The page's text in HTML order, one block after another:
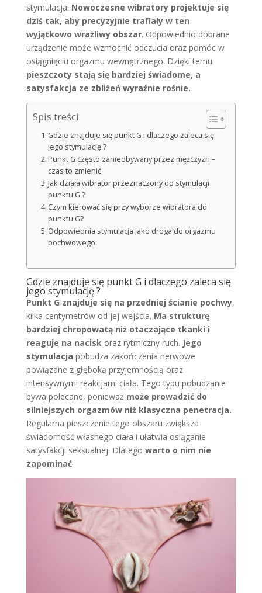
stymulacja. Nowoczesne wibratory projektuje się
dziś tak, aby precyzyjnie trafiały w ten
wyjątkowo wrażliwy obszar. Odpowiednio dobrane
urządzenie może wzmocnić odczucia oraz pomóc w
osiągnięciu orgazmu wewnętrznego. Dzięki temu
pieszczoty stają się bardziej świadome, a
satysfakcja ze zbliżeń wyraźnie rośnie.
Spis treści
Gdzie znajduje się punkt G i dlaczego zaleca się
jego stymulację ?
Punkt G często zaniedbywany przez mężczyzn –
czas to zmienić
Jak działa wibrator przeznaczony do stymulacji
punktu G ?
Czym kierować się przy wyborze wibratora do
punktu G?
Odpowiednia stymulacja jako droga do orgazmu
pochwowego
Gdzie znajduje się punkt G i dlaczego zaleca się
jego stymulację ?
Punkt G znajduje się na przedniej ścianie pochwy,
kilka centymetrów od jej wejścia. Ma strukturę
bardziej chropowatą niż otaczające tkanki i
reaguje na naciskoraz rytmiczny ruch. Jego
stymulacja pobudza zakończenia nerwowe
powiązane z głęboką przyjemnością oraz
intensywnymi reakcjami ciała. Tego typu pobudzanie
bywa polecane, ponieważ może prowadzić do
silniejszych orgazmów niż klasyczna penetracja.
Regularna pieszczenie tego obszaru zwiększa
świadomość własnego ciała i ułatwia osiąganie
satysfakcji seksualnej. Dlatego warto o nim nie
zapominać.